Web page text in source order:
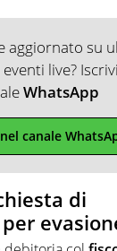
aggiornato su
live?
WhatsApp
canale
di